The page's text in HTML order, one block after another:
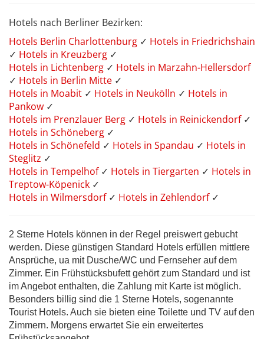
Hotels nach Berliner Bezirken:
Hotels Berlin Charlottenburg ✓ Hotels in Friedrichshain
✓ Hotels in Kreuzberg ✓
Hotels in Lichtenberg ✓ Hotels in Marzahn-Hellersdorf
✓ Hotels in Berlin Mitte ✓
Hotels in Moabit ✓ Hotels in Neukölln ✓ Hotels in
Pankow ✓
Hotels im Prenzlauer Berg ✓ Hotels in Reinickendorf ✓
Hotels in Schöneberg ✓
Hotels in Schönefeld ✓ Hotels in Spandau ✓ Hotels in
Steglitz ✓
Hotels in Tempelhof ✓ Hotels in Tiergarten ✓ Hotels in
Treptow-Köpenick ✓
Hotels in Wilmersdorf ✓ Hotels in Zehlendorf✓
2 Sterne Hotels können in der Regel preiswert gebucht
werden. Diese günstigen Standard Hotels erfüllen mittlere
Ansprüche, ua mit Dusche/WC und Fernseher auf dem
Zimmer. Ein Frühstücksbufett gehört zum Standard und ist
im Angebot enthalten, die Zahlung mit Karte ist möglich.
Besonders billig sind die 1 Sterne Hotels, sogenannte
Tourist Hotels. Auch sie bieten eine Toilette und TV auf den
Zimmern. Morgens erwartet Sie ein erweitertes